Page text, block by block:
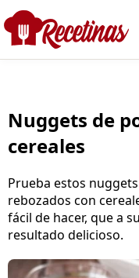
Nuggets de
cereales
Prueba estos
rebozados con
fácil de hacer, que a
resultado delicioso.